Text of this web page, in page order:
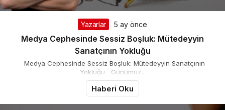
Yazarlar 5 ay önce
Medya Cephesinde Sessiz Boşluk: Mütedeyyin
Sanatçının Yokluğu
Medya Cephesinde Sessiz Boşluk: Mütedeyyin Sanatçının
Yokluğu Günümüz...
Haberi Oku